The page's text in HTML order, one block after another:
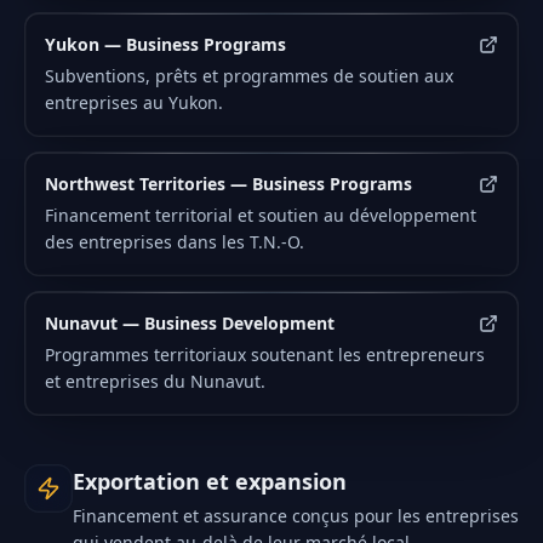
Yukon — Business Programs
Subventions, prêts et programmes de soutien aux
entreprises au Yukon.
Northwest Territories — Business Programs
Financement territorial et soutien au développement
des entreprises dans les T.N.-O.
Nunavut — Business Development
Programmes territoriaux soutenant les entrepreneurs
et entreprises du Nunavut.
Exportation et expansion
Financement et assurance conçus pour les entreprises